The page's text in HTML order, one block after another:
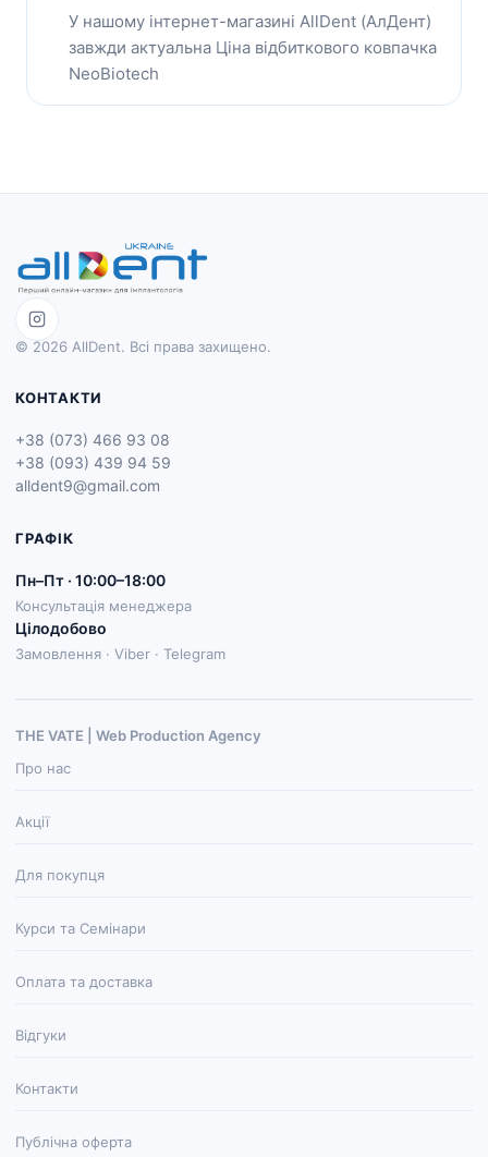
У нашому інтернет-магазині AllDent (АлДент)
завжди актуальна Ціна відбиткового ковпачка
NeoBiotech
© 2026 AllDent. Всі права захищено.
КОНТАКТИ
+38 (073) 466 93 08
+38 (093) 439 94 59
alldent9@gmail.com
ГРАФІК
Пн–Пт · 10:00–18:00
Консультація менеджера
Цілодобово
Замовлення · Viber · Telegram
THE VATE | Web Production Agenсy
Про нас
Акції
Для покупця
Курси та Семінари
Оплата та доставка
Відгуки
Контакти
Публічна оферта